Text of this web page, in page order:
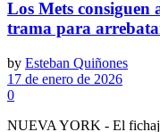
Los Mets consiguen
trama para
by Esteban Quiñones
17 de enero de 2026
0
NUEVA YORK - El